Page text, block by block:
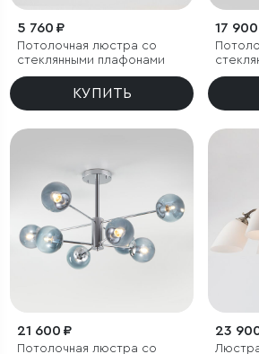
5 760 ₽
Потолочная люстра со
стеклянными плафонами
КУПИТЬ
17
21 600 ₽
Потолочная люстра со
23